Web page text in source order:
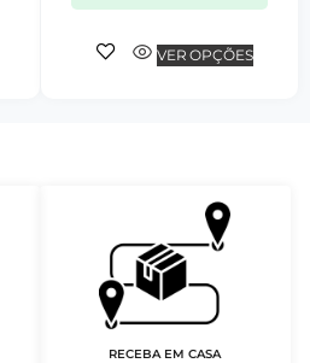
VER OPÇÕES
RECEBA EM CASA